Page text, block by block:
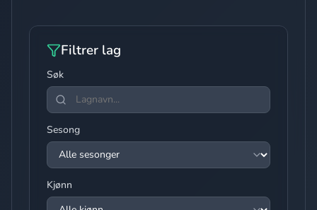
Filtrer lag
Søk
Sesong
Kjønn